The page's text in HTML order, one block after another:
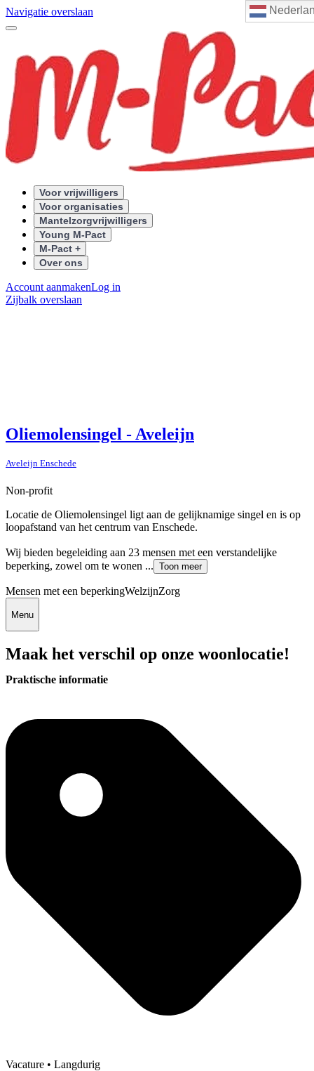
Navigatie overslaan
Voor vrijwilligers
Voor organisaties
Mantelzorgvrijwilligers
Young M-Pact
M-Pact +
Over ons
Account aanmakenLog in
Zijbalk overslaan
Oliemolensingel - Aveleijn
Aveleijn Enschede
Non-profit
Locatie de Oliemolensingel ligt aan de gelijknamige singel en is op
loopafstand van het centrum van Enschede.
Wij bieden begeleiding aan 23 mensen met een verstandelijke
beperking, zowel om te wonen ... Toon meer
Mensen met een beperkingWelzijnZorg
Menu
Maak het verschil op onze woonlocatie!
Praktische informatie
Vacature • Langdurig